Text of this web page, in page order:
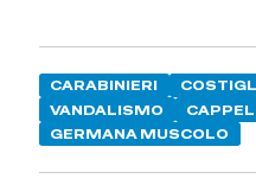
CARABINIERI
VANDALISMO
GERMANA MUSCOLO